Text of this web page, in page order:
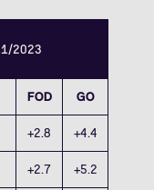
2023
FOD GO
+2.8 +4.4
+2.7 +5.2